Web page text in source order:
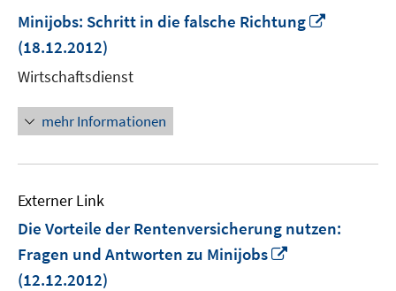
Minijobs: Schritt in die falsche Richtung
(18.12.2012)
Wirtschaftsdienst
mehr Informationen
Externer Link
Die Vorteile der Rentenversicherung nutzen:
Fragen und Antworten zu Minijobs
(12.12.2012)